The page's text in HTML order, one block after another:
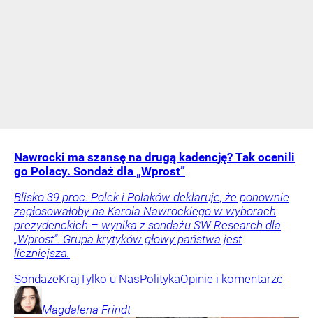
Nawrocki ma szansę na drugą kadencję? Tak ocenili
go Polacy. Sondaż dla „Wprost”
Blisko 39 proc. Polek i Polaków deklaruje, że ponownie
zagłosowałoby na Karola Nawrockiego w wyborach
prezydenckich – wynika z sondażu SW Research dla
„Wprost”. Grupa krytyków głowy państwa jest
liczniejsza.
SondażeKrajTylko u NasPolitykaOpinie i komentarze
Magdalena Frindt